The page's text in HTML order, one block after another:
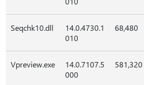
Seqchk10.dll
14.0.4730.1
010
68,480
Vpreview.exe
14.0.7107.5
000
581,320